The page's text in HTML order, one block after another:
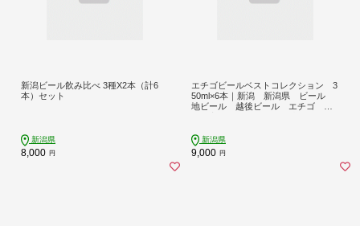
新潟ビール飲み比べ 3種X2本（計6
本）セット
新潟県
8,000 円
エチゴビールベストコレクション 3
50ml×6本｜新潟 新潟県 ビール
地ビール 越後ビール エチゴ お
新潟県
9,000 円